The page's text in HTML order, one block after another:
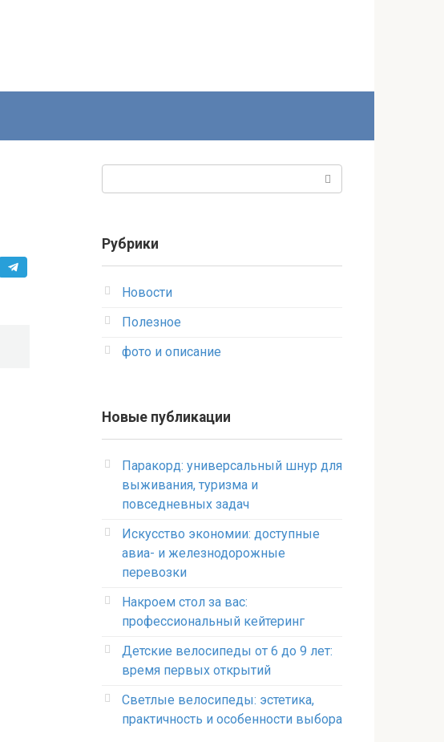
Рубрики
Новости
Полезное
фото и описание
Новые публикации
Паракорд: универсальный шнур для
выживания, туризма и
повседневных задач
Искусство экономии: доступные
авиа- и железнодорожные
перевозки
Накроем стол за вас:
профессиональный кейтеринг
Детские велосипеды от 6 до 9 лет:
время первых открытий
Светлые велосипеды: эстетика,
практичность и особенности выбора